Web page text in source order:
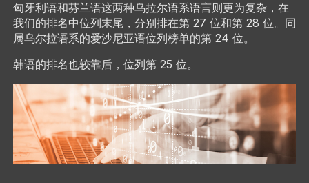
匈牙利语和芬兰语这两种乌拉尔语系语言则更为复杂，在
我们的排名中位列末尾，分别排在第 27 位和第 28 位。同
属乌尔拉语系的爱沙尼亚语位列榜单的第 24 位。
韩语的排名也较靠后，位列第 25 位。